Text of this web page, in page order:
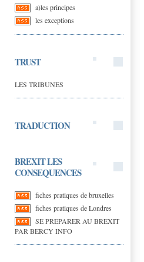
a)les principes
les exceptions
TRUST
LES TRIBUNES
TRADUCTION
BREXIT LES
CONSEQUENCES
fiches pratiques de bruxelles
fiches pratiques de Londres
SE PREPARER AU BREXIT
PAR BERCY INFO